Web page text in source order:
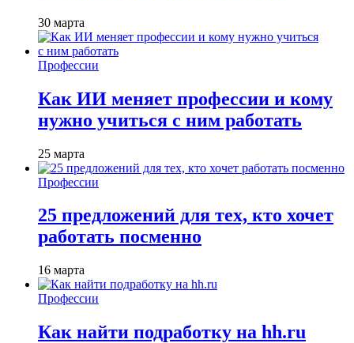
30 марта
Профессии
Как ИИ меняет профессии и кому
нужно учиться с ним работать
25 марта
Профессии
25 предложений для тех, кто хочет
работать посменно
16 марта
Профессии
Как найти подработку на hh.ru